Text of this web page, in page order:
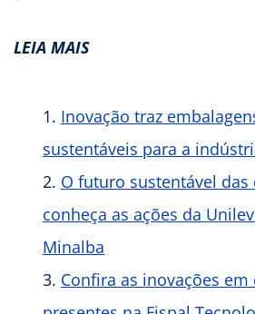
LEIA MAIS
Inovação traz
sustentáveis para a
O futuro sustentável das
conheça as ações da
Minalba
Confira as inovações